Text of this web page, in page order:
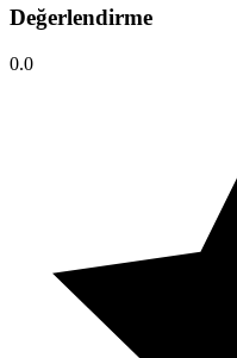
Değerlendirme
0.0